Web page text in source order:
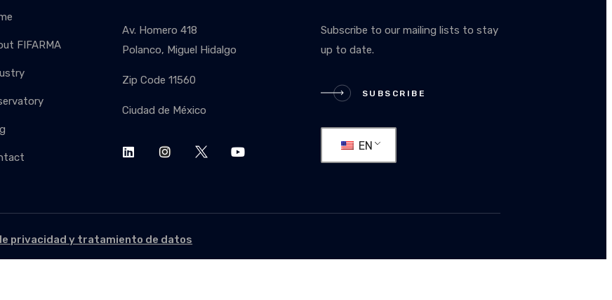
FIFARMA
Av. Homero 418
Polanco, Miguel Hidalgo
Zip Code 11560
Ciudad de México
Subscribe to our mailing lists to stay
up to date.
SUBSCRIBE
EN
privacidad y tratamiento de datos